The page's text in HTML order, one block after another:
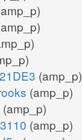
(amp_p)
(amp_p)
(amp_p)
(amp_p)